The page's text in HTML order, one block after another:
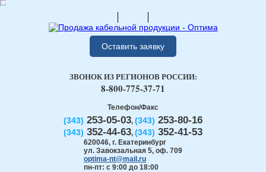
Оставить заявку
Телефон/Факс
(343) 253-05-03, (343) 253-80-16
(343) 352-44-63, (343) 352-41-53
620046, г. Екатеринбург
ул. Завокзальная 5, оф. 709
optima-nt@mail.ru
пн-пт: с 9:00 до 18:00
ЗВОНОК ИЗ РЕГИОНОВ РОССИИ:
8-800-775-37-71